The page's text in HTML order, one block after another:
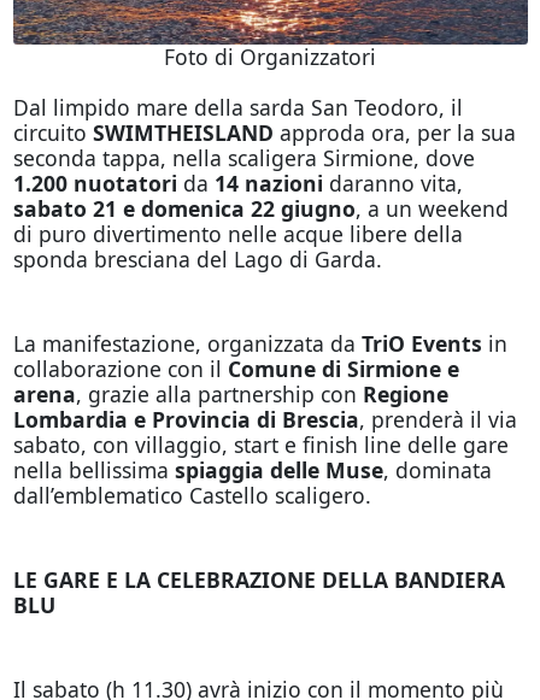
Foto di Organizzatori
Dal limpido mare della sarda San Teodoro, il
circuito SWIMTHEISLAND approda ora, per la sua
seconda tappa, nella scaligera Sirmione, dove
1.200 nuotatori da 14 nazioni daranno vita,
sabato 21 e domenica 22 giugno, a un weekend
di puro divertimento nelle acque libere della
sponda bresciana del Lago di Garda.
La manifestazione, organizzata da TriO Events in
collaborazione con il Comune di Sirmione e
arena, grazie alla partnership con Regione
Lombardia e Provincia di Brescia, prenderà il via
sabato, con villaggio, start e finish line delle gare
nella bellissima spiaggia delle Muse, dominata
dall’emblematico Castello scaligero.
LE GARE E LA CELEBRAZIONE DELLA BANDIERA
BLU
Il sabato (h 11.30) avrà inizio con il momento più